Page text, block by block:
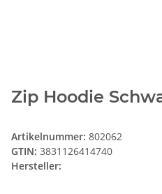
Zip Hoodie
Artikelnummer: 802062
GTIN: 3831126414740
Hersteller: